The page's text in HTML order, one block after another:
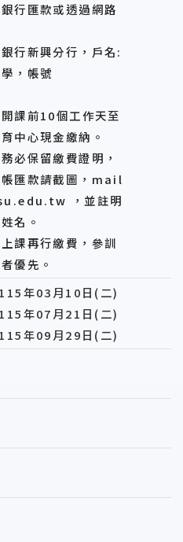
行匯款或透過網路
行新興分行，戶名:
，帳號
課前10個工作天至
中心現金繳納。
必保留繳費證明，
匯款請截圖，mail
，並註明
名。
課再行繳費，參訓
優先。
年03月10日(二)
年07月21日(二)
年09月29日(二)